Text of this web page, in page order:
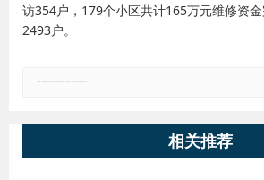
访354户，179个小区共计165万元维修资
2493户。
相关推荐